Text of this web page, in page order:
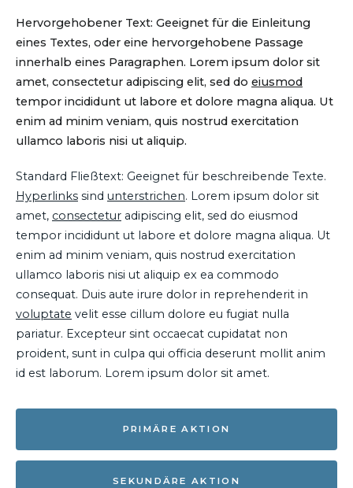
Hervorgehobener Text: Geeignet für die Einleitung
eines Textes, oder eine hervorgehobene Passage
innerhalb eines Paragraphen. Lorem ipsum dolor sit
amet, consectetur adipiscing elit, sed do eiusmod
tempor incididunt ut labore et dolore magna aliqua. Ut
enim ad minim veniam, quis nostrud exercitation
ullamco laboris nisi ut aliquip.
Standard Fließtext: Geeignet für beschreibende Texte.
Hyperlinks sind unterstrichen. Lorem ipsum dolor sit
amet, consectetur adipiscing elit, sed do eiusmod
tempor incididunt ut labore et dolore magna aliqua. Ut
enim ad minim veniam, quis nostrud exercitation
ullamco laboris nisi ut aliquip ex ea commodo
consequat. Duis aute irure dolor in reprehenderit in
voluptate velit esse cillum dolore eu fugiat nulla
pariatur. Excepteur sint occaecat cupidatat non
proident, sunt in culpa qui officia deserunt mollit anim
id est laborum. Lorem ipsum dolor sit amet.
PRIMÄRE AKTION
SEKUNDÄRE AKTION